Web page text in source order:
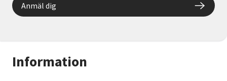
Information
Anmäl dig